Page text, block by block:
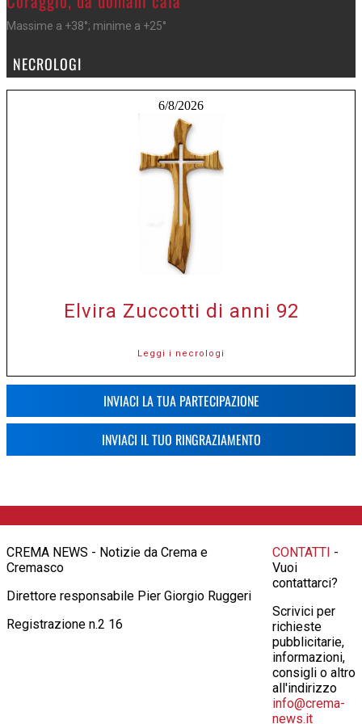
Massime a +38°; minime a +25°
NECROLOGI
6/8/2026
Elvira Zuccotti di anni 92
Leggi i necrologi
INVIACI LA TUA PARTECIPAZIONE
INVIACI IL TUO RINGRAZIAMENTO
CREMA NEWS - Notizie da Crema e
Cremasco
Direttore responsabile Pier Giorgio Ruggeri
Registrazione n.2 16
CONTATTI -
Vuoi
contattarci?
Scrivici per
richieste
pubblicitarie,
informazioni,
consigli o altro
all'indirizzo
info@crema-
news.it